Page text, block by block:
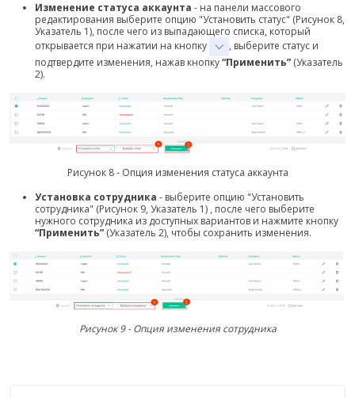
Изменение статуса аккаунта - на панели массового
редактирования выберите опцию "Установить статус" (Рисунок 8,
Указатель 1), после чего из выпадающего списка, который
открывается при нажатии на кнопку
, выберите статус и
подтвердите изменения, нажав кнопку“Применить” (Указатель
2).
Рисунок 8 - Опция изменения статуса аккаунта
Установка сотрудника - выберите опцию "Установить
сотрудника" (Рисунок 9, Указатель 1) , после чего выберите
нужного сотрудника из доступных вариантов и нажмите кнопку
“Применить” (Указатель 2), чтобы сохранить изменения.
Рисунок 9 - Опция изменения сотрудника